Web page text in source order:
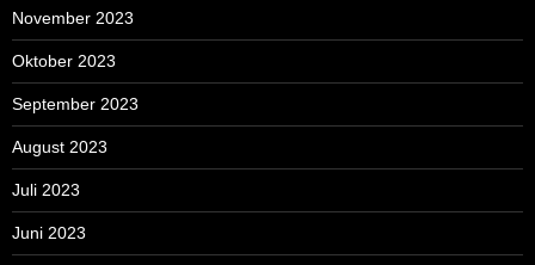
November 2023
Oktober 2023
September 2023
August 2023
Juli 2023
Juni 2023